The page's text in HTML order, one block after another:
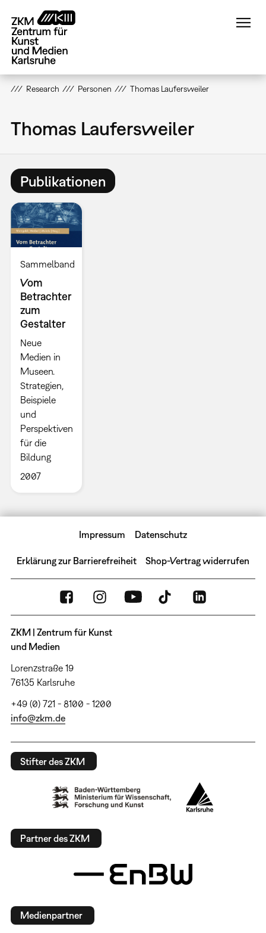
zum
Inhalt
Research Personen Thomas Laufersweiler
Thomas Laufersweiler
Publikationen
Sammelband
Vom
Betrachter
zum
Gestalter
Neue
Medien in
Museen.
Strategien,
Beispiele
und
Perspektiven
für die
Bildung
2007
Impressum Datenschutz
Erklärung zur Barrierefreiheit Shop-Vertrag widerrufen
ZKM | Zentrum für Kunst
und Medien
Lorenzstraße 19
76135 Karlsruhe
+49 (0) 721 - 8100 - 1200
info@zkm.de
Stifter des ZKM
Partner des ZKM
Medienpartner